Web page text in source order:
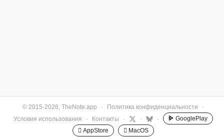
© 2015-2026, TheNote.app · Политика конфиденциальности
·
Условия использования
· Контакты · · ·
GooglePlay
 AppStore
 MacOS